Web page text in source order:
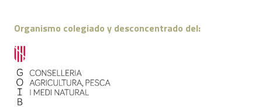
Organismo colegiado y desconcentrado del: